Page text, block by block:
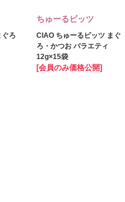
ろ
ちゅーるビッツ
CIAO ちゅーるビッツ まぐ
ろ・かつお バラエティ
12g×15袋
[会員のみ価格公開]